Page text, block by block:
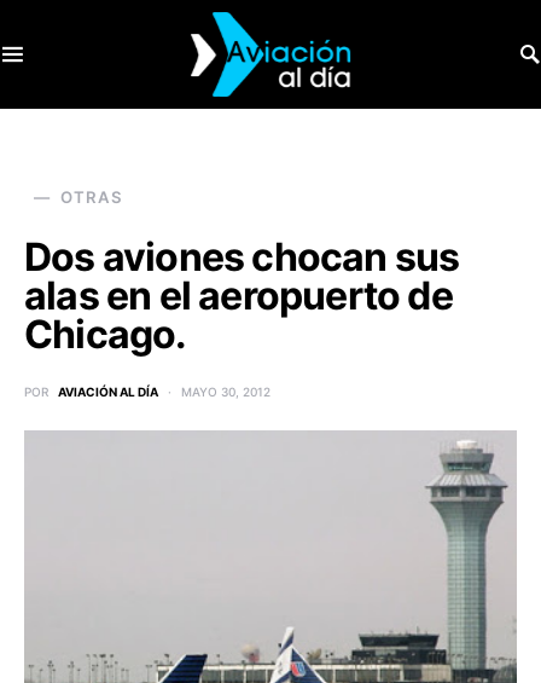
OTRAS
Dos aviones chocan sus
alas en el aeropuerto de
Chicago.
POR AVIACIÓN AL DÍA MAYO 30, 2012